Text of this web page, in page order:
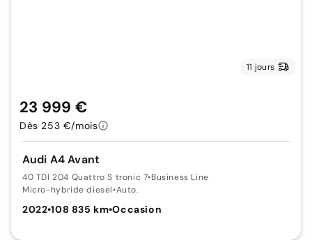
11 jours
Audi A4 Avant
40 TDI 204 Quattro S tronic 7•Business Line
Micro-hybride diesel•Auto.
2022•108 835 km•Occasion
23 999 €
Dès 253 €/mois